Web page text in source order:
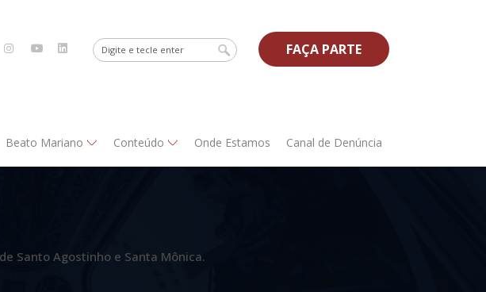
FAÇA PARTE
Beato Mariano Conteúdo Onde Estamos Canal de Denúncia
Santo Agostinho e Santa Mônica.